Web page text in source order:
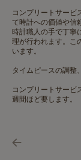
コンプリートサービ
て時計への価値や信
時計職人の手で丁寧
理が行われます。こ
います。
タイムピースの調整
コンプリートサービ
週間ほど要します。